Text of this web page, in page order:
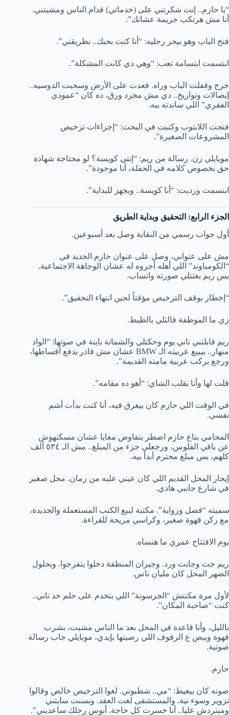
“يا حازم.. إنت شكرتني على (خدماتي) قدام الناس ومشيتني.
أنا مش هرتكب جريمة عشانك”.
فتح الباب وهو بيجر رجليه: “أنا كنت بحبك.. بطريقتي”.
ابتسمت ابتسامة تعب: “وهي دي كانت المشكلة”.
خرج وقفلت الباب وراه. قعدت على الأرض وسحبت الدوسيه..
إيصالات وتواريخ.. دي مش مجرد ورق، ده كان “عمودي
الفقري” اللي ساندته بيه.
فتحت اللابتوب وكتبت في البحث: “إجراءات ترخيص
المشروعات الصغيرة”.
موبايلي رن. رسالة من ريم: “إنتي كويسة؟ لو محتاجة شهادة
حق بخصوص كلامه في الحفلة، أنا موجودة”.
ابتسمت ورديت: “أنا كويسة.. وبجهز للبداية”.
الجزء الرابع: التحقيق وبداية الطريق
أول جواب رسمي من النقابة وصل بعد أسبوعين.
مش على عنواني، وصل على عنوان حازم الجديد في
“الكومباوند” اللي أهله أجروه له عشان الوجاهة الاجتماعية.
بس ريم بعتتلي صورته واتساب.
“إخطار بوقف الترخيص مؤقتاً لحين انتهاء التحقيق”.
زي ما الموظفة قالتلي بالظبط.
ريم قابلتني تاني يوم وحكتلي والشماتة باينة في صوتها: “الواد
منهار.. بيبيع عربيته الـ BMW عشان مش قادر يدفع أقساطها،
ورجع يركب عربية مامته القديمة”.
قلت لها وأنا بقلب الشاي: “أهو ده مقامه”.
في الوقت اللي حازم كان بيغرق فيه، أنا كنت بدأت أشم
نفسي.
المحامي بتاع حازم اضطر يتفاوض معايا عشان مسكتهوش
عن باقي الفلوس، ورجعلي جزء من المبلغ.. مش الـ ٥٣٤ ألف
كلهم، بس مبلغ محترم أبدأ بيه.
إيجار المحل القديم اللي كان عيني عليه من زمان. محل صغير
في شارع جانبي هادي.
سميته “فصل ورواية”. مكتبة لبيع الكتب المستعملة والجديدة،
مع ركن قهوة صغير، وكراسي مريحة للقراءة.
يوم الافتتاح عمري ما هنساه.
ريم جت وجابت ورد. وجيران المنطقة دخلوا يتفرجوا. وبحلول
الضهر المحل كان مليان ناس.
لأول مرة مكنتش “الجرسونة” اللي بتخدم على حلم حد تاني..
كنت “صاحبة المكان”.
بالليل، وأنا قاعدة في المحل بعد ما الناس مشيت، بشرب
قهوة وببص ع الرفوف اللي رصيتها بإيدي، موبايلي جاب رسالة
صوتية.
حازم.
صوته كان بيعيط: “مي.. شطبوني. لغوا الترخيص خالص وقالوا
تزوير وسوء نية. والمستشفى لغت العقد. وبسنت سابتني
ومبتردش عليا.. أنا خسرت كل حاجة. أبوس رجلك ساعديني”.